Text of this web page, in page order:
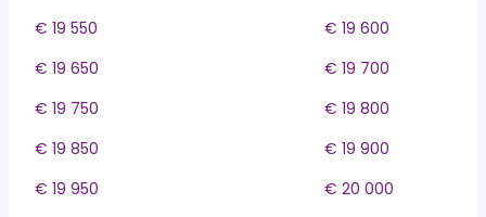
€ 19 550
€ 19 600
€ 19 650
€ 19 700
€ 19 750
€ 19 800
€ 19 850
€ 19 900
€ 19 950
€ 20 000